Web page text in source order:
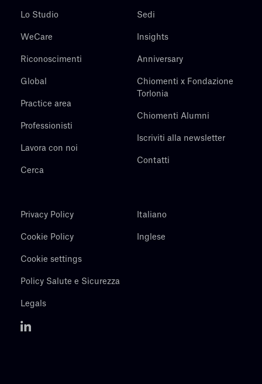
Lo Studio
WeCare
Riconoscimenti
Global
Practice area
Professionisti
Lavora con noi
Cerca
Sedi
Insights
Anniversary
Chiomenti x Fondazione
Torlonia
Chiomenti Alumni
Iscriviti alla newsletter
Contatti
Privacy Policy
Cookie Policy
Cookie settings
Policy Salute e Sicurezza
Legals
Italiano
Inglese